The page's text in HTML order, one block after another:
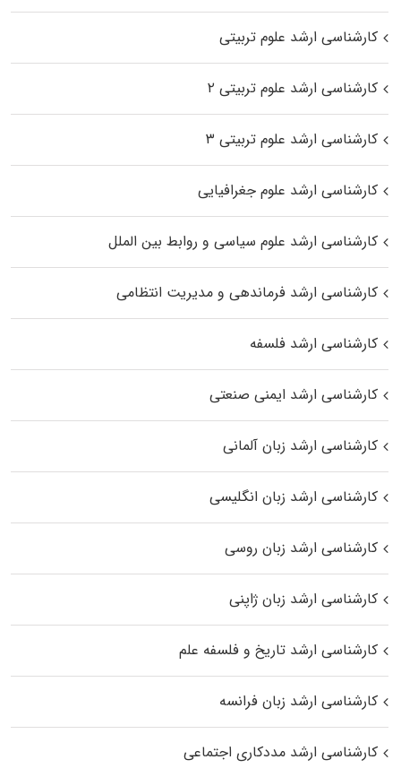
کارشناسی ارشد علوم تربیتی
کارشناسی ارشد علوم تربیتی ۲
کارشناسی ارشد علوم تربیتی ۳
کارشناسی ارشد علوم جغرافیایی
کارشناسی ارشد علوم سیاسی و روابط بین الملل
کارشناسی ارشد فرماندهی و مدیریت انتظامی
کارشناسی ارشد فلسفه
کارشناسی ارشد ایمنی صنعتی
کارشناسی ارشد زبان آلمانی
کارشناسی ارشد زبان انگلیسی
کارشناسی ارشد زبان روسی
کارشناسی ارشد زبان ژاپنی
کارشناسی ارشد تاریخ و فلسفه علم
کارشناسی ارشد زبان فرانسه
کارشناسی ارشد مددکاری اجتماعی